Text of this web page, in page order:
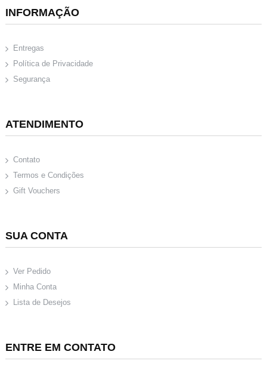
INFORMAÇÃO
Entregas
Política de Privacidade
Segurança
ATENDIMENTO
Contato
Termos e Condições
Gift Vouchers
SUA CONTA
Ver Pedido
Minha Conta
Lista de Desejos
ENTRE EM CONTATO